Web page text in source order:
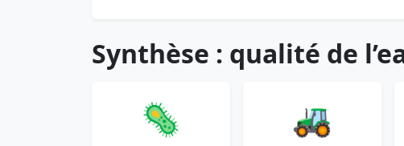
Synthèse : qualité de
🦠 🚜